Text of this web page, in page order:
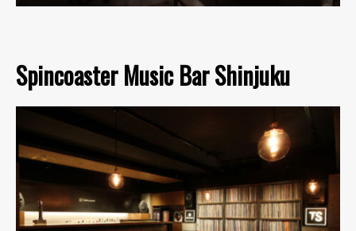
Spincoaster Music Bar Shinjuku